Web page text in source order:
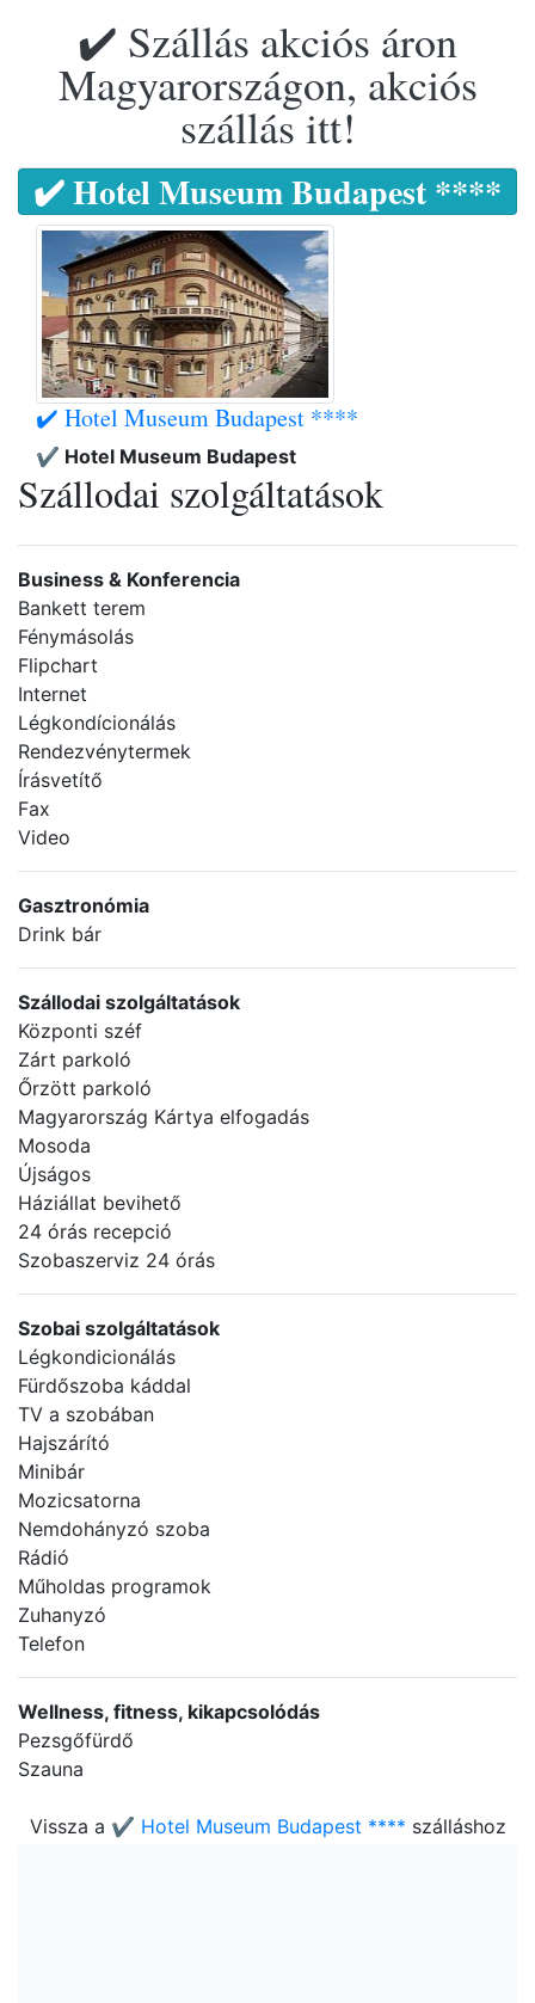
✔️ Szállás akciós áron
Magyarországon, akciós
szállás itt!
✔️ Hotel Museum Budapest ****
✔️ Hotel Museum Budapest ****
✔️ Hotel Museum Budapest
Szállodai szolgáltatások
Business & Konferencia
Bankett terem
Fénymásolás
Flipchart
Internet
Légkondícionálás
Rendezvénytermek
Írásvetítő
Fax
Video
Gasztronómia
Drink bár
Szállodai szolgáltatások
Központi széf
Zárt parkoló
Őrzött parkoló
Magyarország Kártya elfogadás
Mosoda
Újságos
Háziállat bevihető
24 órás recepció
Szobaszerviz 24 órás
Szobai szolgáltatások
Légkondicionálás
Fürdőszoba káddal
TV a szobában
Hajszárító
Minibár
Mozicsatorna
Nemdohányzó szoba
Rádió
Műholdas programok
Zuhanyzó
Telefon
Wellness, fitness, kikapcsolódás
Pezsgőfürdő
Szauna
Vissza a ✔️ Hotel Museum Budapest **** szálláshoz